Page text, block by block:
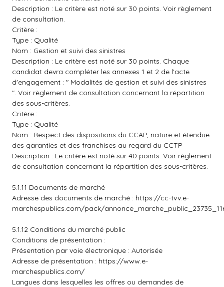
Description : Le critère est noté sur 30 points. Voir règlement
de consultation.
Critère :
Type : Qualité
Nom : Gestion et suivi des sinistres
Description : Le critère est noté sur 30 points. Chaque
candidat devra compléter les annexes 1 et 2 de l'acte
d'engagement : " Modalités de gestion et suivi des sinistres
". Voir règlement de consultation concernant la répartition
des sous-critères.
Critère :
Type : Qualité
Nom : Respect des dispositions du CCAP, nature et étendue
des garanties et des franchises au regard du CCTP
Description : Le critère est noté sur 40 points. Voir règlement
de consultation concernant la répartition des sous-critères.
5.1.11 Documents de marché
Adresse des documents de marché : https://cc-tvv.e-
marchespublics.com/pack/
5.1.12 Conditions du marché public
Conditions de présentation :
Présentation par voie électronique : Autorisée
Adresse de présentation : https://www.e-
marchespublics.com/
Langues dans lesquelles les offres ou demandes de